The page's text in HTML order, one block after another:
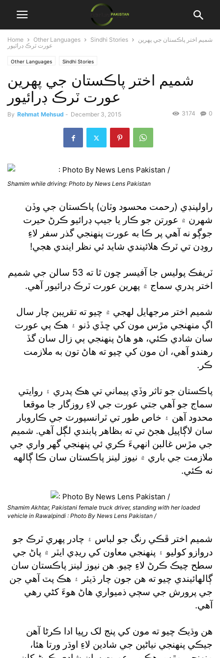
Home Other Languages Sindhi Stories
شميم اختر پاڪستان جي پهرين
عورت ٽرڪ ڊرائيور
Other Languages Sindhi Stories
شميم اختر پاڪستان جي پهرين
عورت ٽرڪ ڊرائيور
By Rehmat Mehsud - December 3, 2015 0
3174
Shamim while driving: Photo by News Lens Pakistan
راولپنڊي (رحمت محسود وٽان) پاڪستان جي وڏن
شهرن ۾ عورتن جو ڪار يا جيپ ڊرائيو ڪرڻ حيرت
جوڳو نه آهي پر ڪا به عورت پنهنجي گذر سفر لاءِ
روڊن تي ٽرڪ هلائيندي شايد ئي نظر ايندي هجي!
ٽريفڪ پوليس جا آفيسر چون ٿا ته 53 سالن جي شميم
اختر پدري سماج ۾ پهرين عورت ٽرڪ ڊرائيور آهي.
شميم اختر مرجهايل لهجي ۾ چيو ته تقريبن چار سال
اڳ منهنجي مڙس مون کي ڇڏي ڏنو ۽ هڪ ٻي عورت
سان شادي ڪئي، هو هاڻ پنهنجي ٻي زال سان گڏ
رهندو آهي، ان مون کي چيو ته هاڻ تون به ملازمت
ڪر.
پاڪستان جو تاثر وڏي پيماني تي هڪ پدري ۽ روايتي
سماج جو آهي جتي عورت جي لاءِ روزگار جا موقعا
محدود آهن ۽ خاص طور تي ٽرانسپورٽ جي ڪاروبار
سان لاڳاپيل هجڻ تي ته بظاهر پابندي لڳل آهي. شميم
جي مڙس غالبن انهيءَ ڪري ئي پنهنجي گهر واري جي
ملازمت جي باري ۾ نيوز لينز پاڪستان سان ڪا ڳالهه
نه ڪئي.
Shamim Akhtar, Pakistani female truck driver, standing with her loaded
vehicle in Rawalpindi : Photo By News Lens Pakistan /
شميم اختر ڦڪي رنگ جو لباس ۽ چادر پهري ٽرڪ جو
دروازو کوليو ۽ پنهنجي معاون کي ريڊي ايٽر ۾ پاڻ جي
سطح چيڪ ڪرڻ لاءِ چيو. هن نيوز لينز پاڪستان سان
ڳالهائيندي چيو ته هن جون چار ڌيئر ۽ هڪ پٽ آهي جن
جي پرورش جي سڄي ذميواري هاڻ هوءَ کڻي رهي
آهي.
هن وڌيڪ چيو ته مون کي پنج لک رپيا ادا ڪرڻا آهن
جيڪي پنهنجي نياڻين جي شادين لاءِ اوڌر ورتا هئا،